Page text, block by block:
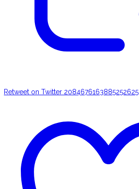
Retweet on Twitter 2084676163885252625